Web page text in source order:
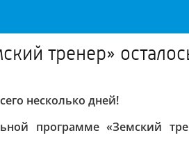
тренер»
несколько дней!
программе «Земский